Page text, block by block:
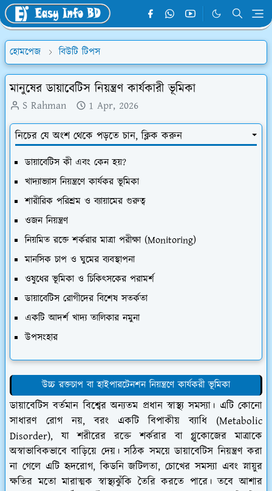
হোমপেজ বিউটি টিপস
মানুষের ডায়াবেটিস নিয়ন্ত্রণ কার্যকারী ভূমিকা
S Rahman 1 Apr, 2026
নিচের যে অংশ থেকে পড়তে চান, ক্লিক করুন
​ডায়াবেটিস কী এবং কেন হয়?
​খাদ্যাভ্যাস নিয়ন্ত্রণে কার্যকর ভূমিকা
​শারীরিক পরিশ্রম ও ব্যায়ামের গুরুত্ব
​ওজন নিয়ন্ত্রণ
​নিয়মিত রক্তে শর্করার মাত্রা পরীক্ষা (Monitoring)
​মানসিক চাপ ও ঘুমের ব্যবস্থাপনা
​ওষুধের ভূমিকা ও চিকিৎসকের পরামর্শ
​ডায়াবেটিস রোগীদের বিশেষ সতর্কতা
​একটি আদর্শ খাদ্য তালিকার নমুনা
উপসংহার
উচ্চ রক্তচাপ বা হাইপারটেনশন নিয়ন্ত্রণে কার্যকরী ভূমিকা
ডায়াবেটিস বর্তমান বিশ্বের অন্যতম প্রধান স্বাস্থ্য সমস্যা। এটি কোনো
সাধারণ রোগ নয়, বরং একটি বিপাকীয় ব্যাধি (Metabolic
Disorder), যা শরীরের রক্তে শর্করার বা গ্লুকোজের মাত্রাকে
অস্বাভাবিকভাবে বাড়িয়ে দেয়। সঠিক সময়ে ডায়াবেটিস নিয়ন্ত্রণ করা
না গেলে এটি হৃদরোগ, কিডনি জটিলতা, চোখের সমস্যা এবং স্নায়ুর
ক্ষতির মতো মারাত্মক স্বাস্থ্যঝুঁকি তৈরি করতে পারে। তবে আশার